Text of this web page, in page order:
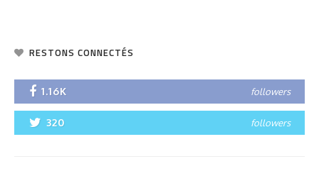
RESTONS CONNECTÉS
1.16K followers
320 followers